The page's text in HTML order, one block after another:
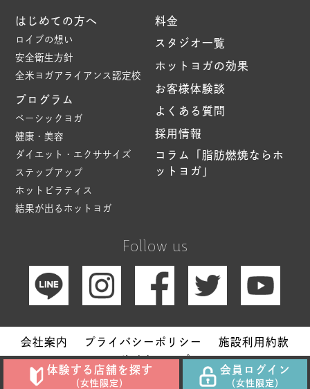
Follow us
はじめての方へ
ロイブの想い
安全衛生方針
全米ヨガアライアンス認定校
プログラム
ベーシックヨガ
健康・美容
ダイエット・エクササイズ
ステップアップ
ホットピラティス
結果が出るホットヨガ
料金
スタジオ一覧
ホットヨガの効果
お客様体験談
よくある質問
採用情報
コラム「脂肪燃焼ならホ
ットヨガ」
会社案内 プライバシーポリシー
施設利用約款
サイトマップ
Copyright © Hot Yoga Studio loIve. All Rights Reserved.
体験する店舗を探す
（女性限定）
会員ログイン
（女性限定）